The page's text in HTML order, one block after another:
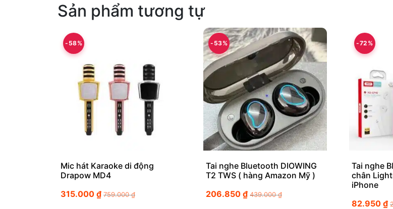
Sản phẩm tương tự
-58%
Mic hát Karaoke di động
Drapow MD4
315.000 ₫ 759.000₫
-53%
Tai nghe Bluetooth DIOWING
T2 TWS ( hàng Amazon Mỹ )
206.850₫ 439.000₫
-72%
Tai nghe
chân
iPhone
82.950 ₫